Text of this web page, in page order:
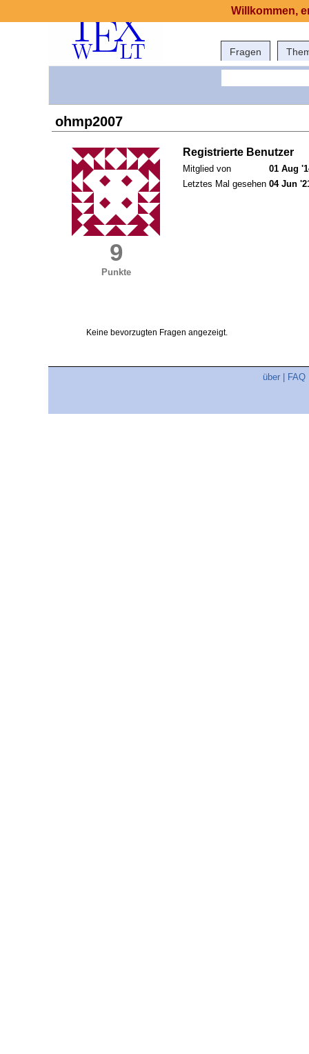
Fragen
ohmp2007
9
Punkte
Registrierte Benutzer
Mitglied von
01 Aug
Letztes Mal gesehen 04 Jun
Keine bevorzugten Fragen angezeigt.
über FAQ
Willkommen,